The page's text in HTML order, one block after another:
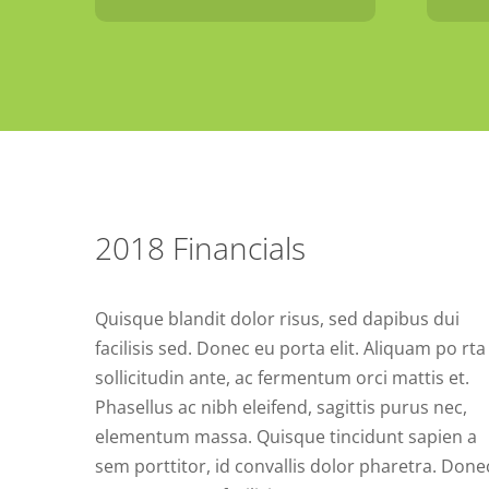
2018 Financials
Quisque blandit dolor risus, sed dapibus dui
facilisis sed. Donec eu porta elit. Aliquam po rta
sollicitudin ante, ac fermentum orci mattis et.
Phasellus ac nibh eleifend, sagittis purus nec,
elementum massa. Quisque tincidunt sapien a
sem porttitor, id convallis dolor pharetra.